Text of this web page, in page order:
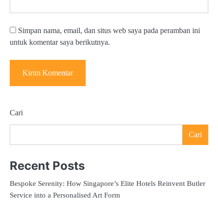
Simpan nama, email, dan situs web saya pada peramban ini
untuk komentar saya berikutnya.
Cari
Cari
Recent Posts
Bespoke Serenity: How Singapore’s Elite Hotels Reinvent Butler
Service into a Personalised Art Form